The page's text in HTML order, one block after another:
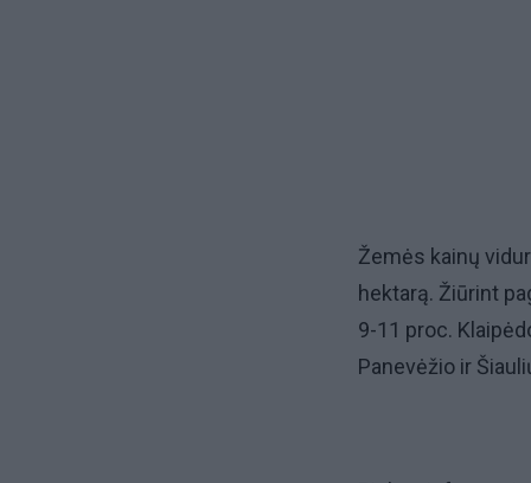
Žemės kainų
hektarą. Žiūrint
9-11 proc.
Panevėžio ir